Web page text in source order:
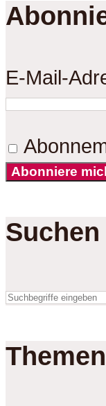
E-Mail-
Abonniere
Suchen
Themen